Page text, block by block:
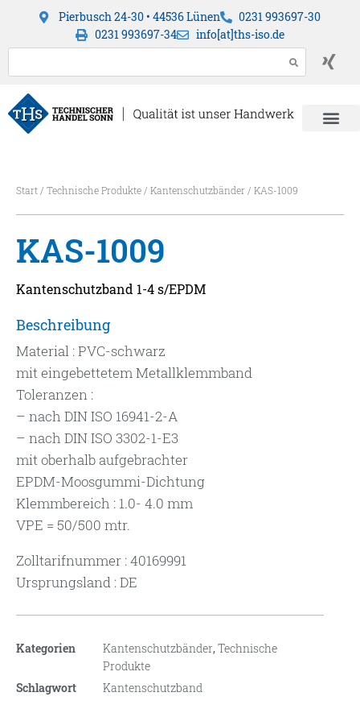
Pierbusch 24-30 • 44536 Lünen
0231 993697-30
0231 993697-34
info[at]ths-iso.de
Start/ Technische Produkte/ Kantenschutzbänder/ KAS-1009
KAS-1009
Kantenschutzband 1-4 s/EPDM
Beschreibung
Material : PVC-schwarz
mit eingebettetem Metallklemmband
Toleranzen :
– nach DIN ISO 16941-2-A
– nach DIN ISO 3302-1-E3
mit oberhalb aufgebrachter
EPDM-Moosgummi-Dichtung
Klemmbereich : 1.0- 4.0 mm
VPE = 50/500 mtr.
Zolltarifnummer : 40169991
Ursprungsland : DE
Kategorien Kantenschutzbänder,Technische
Produkte
Schlagwort
Kantenschutzband